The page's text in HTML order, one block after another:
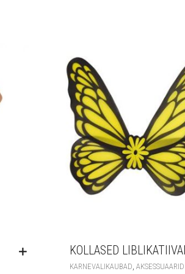
KOLLASED
KARNEVALIKAUBAD AKSESSUAARID